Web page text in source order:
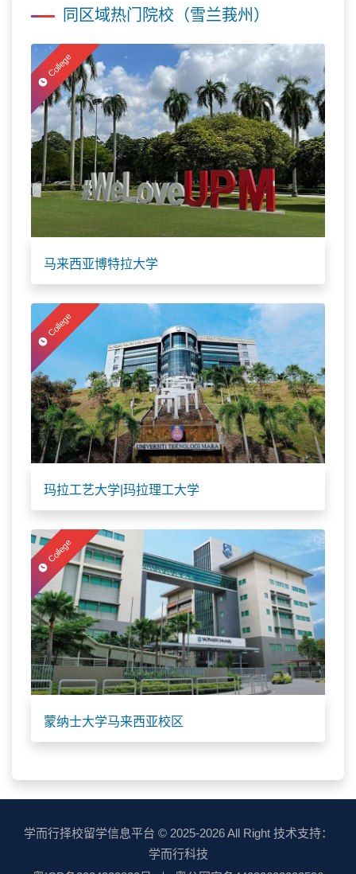
同区域热门院校（雪兰莪州）
College
马来西亚博特拉大学
College
玛拉工艺大学|玛拉理工大学
College
蒙纳士大学马来西亚校区
学而行择校留学信息平台 © 2025-2026 All Right 技术支持：
学而行科技